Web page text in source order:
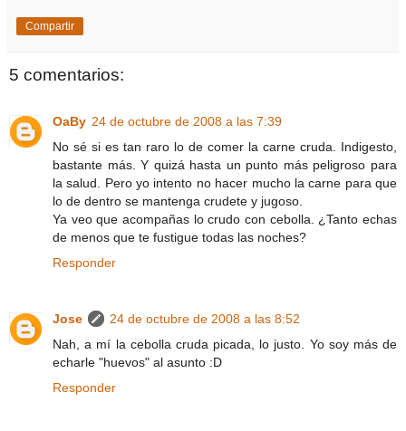
Compartir
5 comentarios:
OaBy 24 de octubre de 2008 a las 7:39
No sé si es tan raro lo de comer la carne cruda. Indigesto,
bastante más. Y quizá hasta un punto más peligroso para
la salud. Pero yo intento no hacer mucho la carne para que
lo de dentro se mantenga crudete y jugoso.
Ya veo que acompañas lo crudo con cebolla. ¿Tanto echas
de menos que te fustigue todas las noches?
Responder
Jose
24 de octubre de 2008 a las 8:52
Nah, a mí la cebolla cruda picada, lo justo. Yo soy más de
echarle "huevos" al asunto :D
Responder